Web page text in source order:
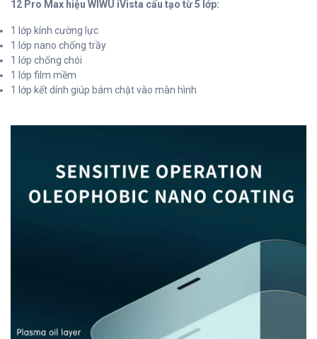
12 Pro Max hiệu WIWU iVista cấu tạo từ 5 lớp:
1 lớp kính cường lực
1 lớp nano chống trầy
1 lớp chống chói
1 lớp film mềm
1 lớp kết dính giúp bám chặt vào màn hình